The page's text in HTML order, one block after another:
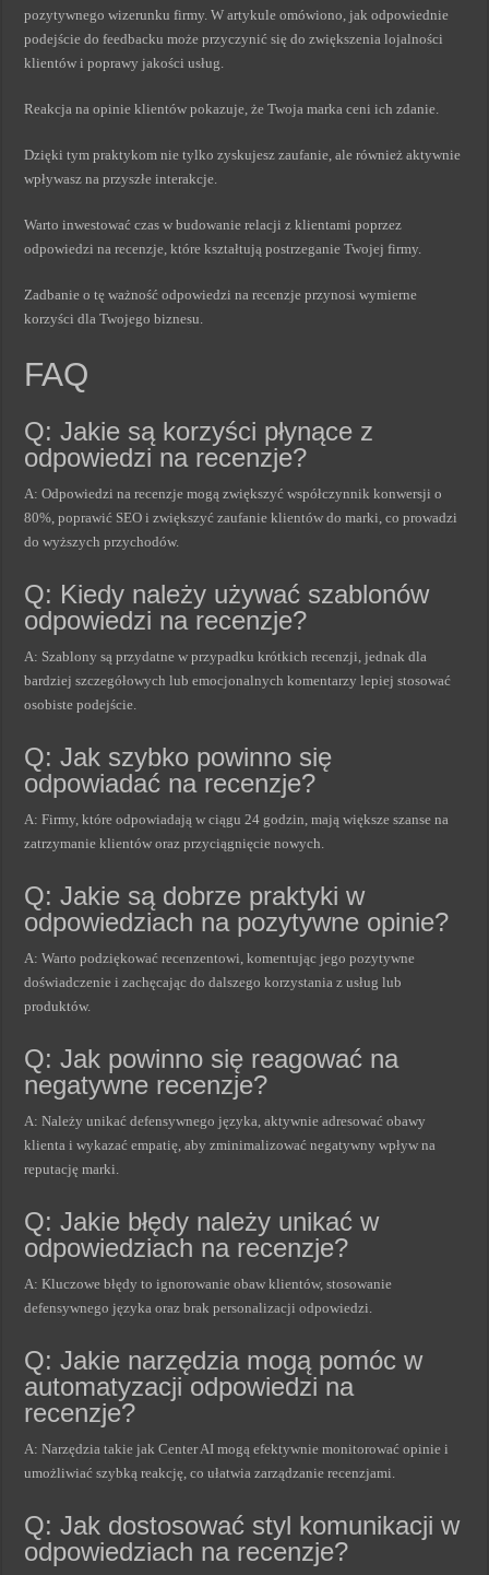
pozytywnego wizerunku firmy. W artykule omówiono, jak odpowiednie
podejście do feedbacku może przyczynić się do zwiększenia lojalności
klientów i poprawy jakości usług.
Reakcja na opinie klientów pokazuje, że Twoja marka ceni ich zdanie.
Dzięki tym praktykom nie tylko zyskujesz zaufanie, ale również aktywnie
wpływasz na przyszłe interakcje.
Warto inwestować czas w budowanie relacji z klientami poprzez
odpowiedzi na recenzje, które kształtują postrzeganie Twojej firmy.
Zadbanie o tę ważność odpowiedzi na recenzje przynosi wymierne
korzyści dla Twojego biznesu.
FAQ
Q: Jakie są korzyści płynące z
odpowiedzi na recenzje?
A: Odpowiedzi na recenzje mogą zwiększyć współczynnik konwersji o
80%, poprawić SEO i zwiększyć zaufanie klientów do marki, co prowadzi
do wyższych przychodów.
Q: Kiedy należy używać szablonów
odpowiedzi na recenzje?
A: Szablony są przydatne w przypadku krótkich recenzji, jednak dla
bardziej szczegółowych lub emocjonalnych komentarzy lepiej stosować
osobiste podejście.
Q: Jak szybko powinno się
odpowiadać na recenzje?
A: Firmy, które odpowiadają w ciągu 24 godzin, mają większe szanse na
zatrzymanie klientów oraz przyciągnięcie nowych.
Q: Jakie są dobrze praktyki w
odpowiedziach na pozytywne opinie?
A: Warto podziękować recenzentowi, komentując jego pozytywne
doświadczenie i zachęcając do dalszego korzystania z usług lub
produktów.
Q: Jak powinno się reagować na
negatywne recenzje?
A: Należy unikać defensywnego języka, aktywnie adresować obawy
klienta i wykazać empatię, aby zminimalizować negatywny wpływ na
reputację marki.
Q: Jakie błędy należy unikać w
odpowiedziach na recenzje?
A: Kluczowe błędy to ignorowanie obaw klientów, stosowanie
defensywnego języka oraz brak personalizacji odpowiedzi.
Q: Jakie narzędzia mogą pomóc w
automatyzacji odpowiedzi na
recenzje?
A: Narzędzia takie jak Center AI mogą efektywnie monitorować opinie i
umożliwiać szybką reakcję, co ułatwia zarządzanie recenzjami.
Q: Jak dostosować styl komunikacji w
odpowiedziach na recenzje?